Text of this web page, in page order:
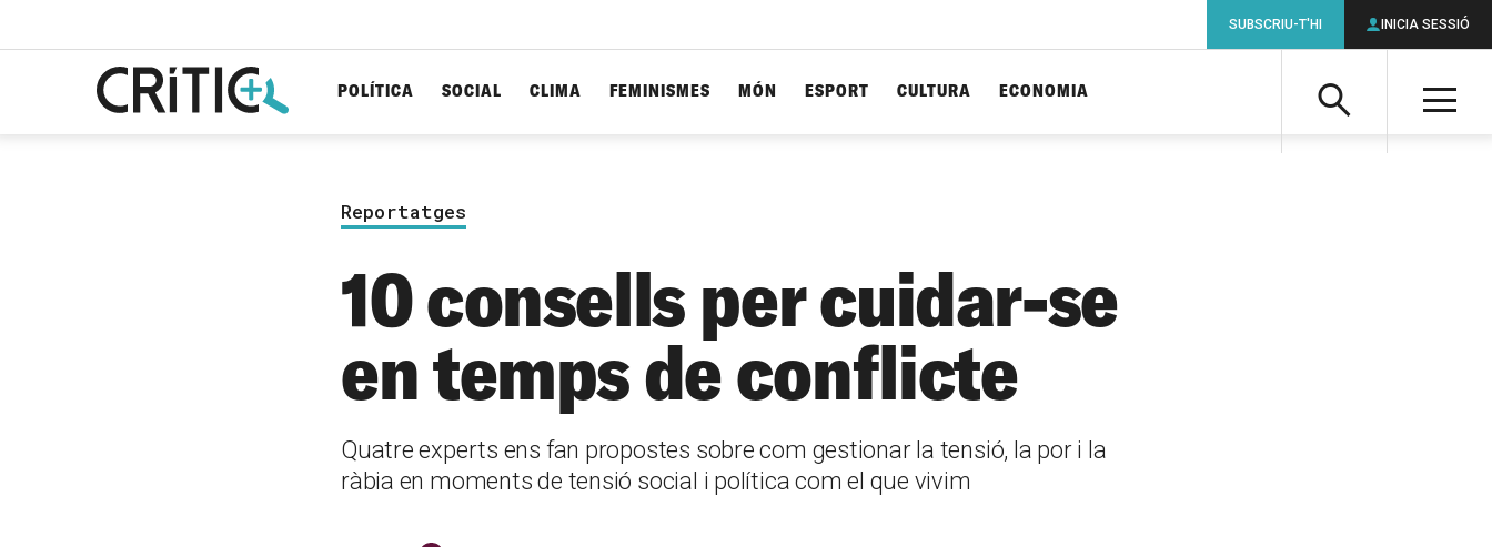
Cerca
POLÍTICA SOCIAL CLIMA FEMINISMES MÓN ESPORT CULTURA ECONOMIA
SUBSCRIU-T'HI INICIA SESSIÓ
Reportatges
10 consells per cuidar-se
en temps de conflicte
Quatre experts ens fan propostes sobre com gestionar la tensió, la por i la
ràbia en moments de tensió social i política com el que vivim